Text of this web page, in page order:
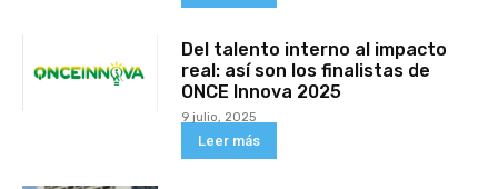
Del talento interno al impacto
real: así son los finalistas de
ONCE Innova 2025
9 julio, 2025
Leer más